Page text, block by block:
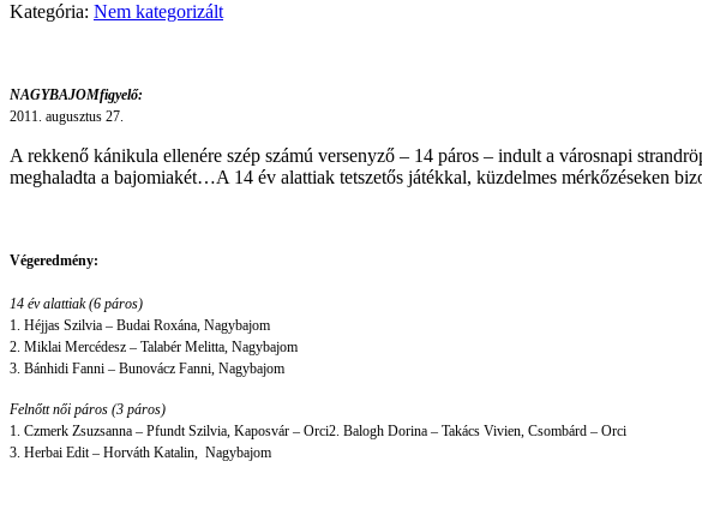
Kategória: Nem kategorizált
NAGYBAJOMfigyelő:
2011. augusztus 27.
A rekkenő kánikula ellenére szép számú versenyző – 14 páros – indult a városnapi
meghaladta a bajomiakét…A 14 év alattiak tetszetős játékkal, küzdelmes mérkőzéseken
Végeredmény:
14 év alattiak (6 páros)
1. Héjjas Szilvia – Budai Roxána, Nagybajom
2. Miklai Mercédesz – Talabér Melitta, Nagybajom
3. Bánhidi Fanni – Bunovácz Fanni, Nagybajom
Felnőtt női páros (3 páros)
1. Czmerk Zsuzsanna – Pfundt Szilvia, Kaposvár – Orci2. Balogh Dorina – Takács Vivien, Csombárd – Orci
3. Herbai Edit – Horváth Katalin, Nagybajom